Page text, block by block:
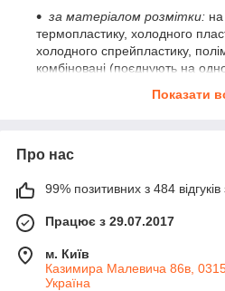
за матеріалом розмітки:
термопластику, холодного
холодного спрейпластику,
комбіновані (поєднують на
за сферою застосування:
міські, магістральні.
встановлення можна виділити три
машин. Малогабаритні ручні на
власних самохідних або
шасі серійних вантажних
Показати
Про нас
99% позитивних з 484 відгуків
Працює з 29.07.2017
м. Київ
Казимира Малевича 86в,
Україна